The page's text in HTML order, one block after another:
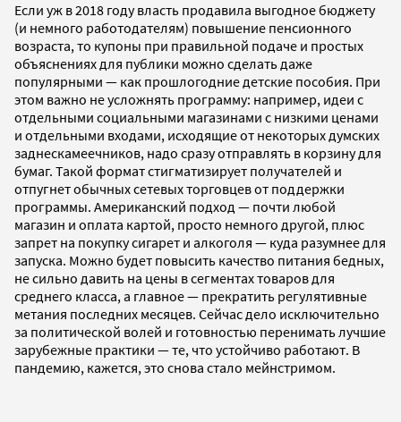
Если уж в 2018 году власть продавила выгодное бюджету
(и немного работодателям) повышение пенсионного
возраста, то купоны при правильной подаче и простых
объяснениях для публики можно сделать даже
популярными — как прошлогодние детские пособия. При
этом важно не усложнять программу: например, идеи с
отдельными социальными магазинами с низкими ценами
и отдельными входами, исходящие от некоторых думских
заднескамеечников, надо сразу отправлять в корзину для
бумаг. Такой формат стигматизирует получателей и
отпугнет обычных сетевых торговцев от поддержки
программы. Американский подход — почти любой
магазин и оплата картой, просто немного другой, плюс
запрет на покупку сигарет и алкоголя — куда разумнее для
запуска. Можно будет повысить качество питания бедных,
не сильно давить на цены в сегментах товаров для
среднего класса, а главное — прекратить регулятивные
метания последних месяцев. Сейчас дело исключительно
за политической волей и готовностью перенимать лучшие
зарубежные практики — те, что устойчиво работают. В
пандемию, кажется, это снова стало мейнстримом.